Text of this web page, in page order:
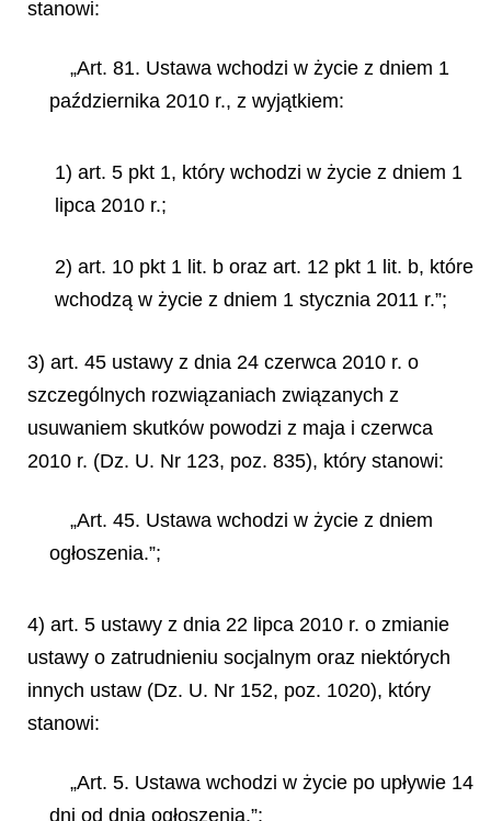
stanowi:
„Art. 81. Ustawa wchodzi w życie z dniem 1
października 2010 r., z wyjątkiem:
1) art. 5 pkt 1, który wchodzi w życie z dniem 1
lipca 2010 r.;
2) art. 10 pkt 1 lit. b oraz art. 12 pkt 1 lit. b, które
wchodzą w życie z dniem 1 stycznia 2011 r.”;
3) art. 45 ustawy z dnia 24 czerwca 2010 r. o
szczególnych rozwiązaniach związanych z
usuwaniem skutków powodzi z maja i czerwca
2010 r. (Dz. U. Nr 123, poz. 835), który stanowi:
„Art. 45. Ustawa wchodzi w życie z dniem
ogłoszenia.”;
4) art. 5 ustawy z dnia 22 lipca 2010 r. o zmianie
ustawy o zatrudnieniu socjalnym oraz niektórych
innych ustaw (Dz. U. Nr 152, poz. 1020), który
stanowi:
„Art. 5. Ustawa wchodzi w życie po upływie 14
dni od dnia ogłoszenia.”;